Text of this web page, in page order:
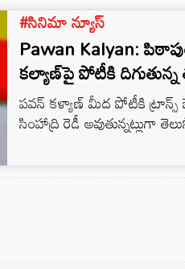
YSRCP, Janasena,
#సినిమా న్యూస్
Pawan Kalyan:
కల్యాణ్‌పై పోటీకి
పవన్ కళ్యాణ్ మీద పోటీకి
సింహాద్రి రెడీ అవుతున్నట్లుగా